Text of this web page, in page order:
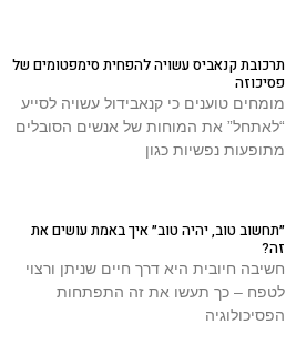
תרכובת קנאביס עשויה להפחית סימפטומים של
פסיכוזה
מומחים טוענים כי קנאבידול עשויה לסייע
“לאתחל” את המוחות של אנשים הסובלים
מתופעות נפשיות כגון
״תחשוב טוב, יהיה טוב״ איך באמת עושים את
זה?
חשיבה חיובית היא דרך חיים שניתן ורצוי
לטפח – כך תעשו את זה התפתחות
הפסיכולוגיה